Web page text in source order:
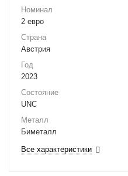
Номинал
2 евро
Страна
Австрия
Год
2023
Состояние
UNC
Металл
Биметалл
Все характеристики